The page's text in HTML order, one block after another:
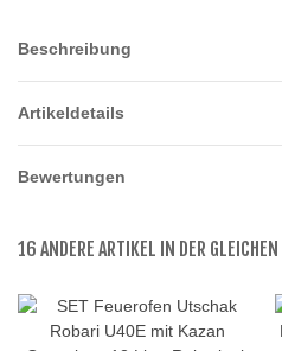
Beschreibung
Artikeldetails
Bewertungen
16 ANDERE ARTIKEL IN DER GLEICHEN